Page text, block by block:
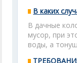
В каких
В дачные
мусор, при
воды, а